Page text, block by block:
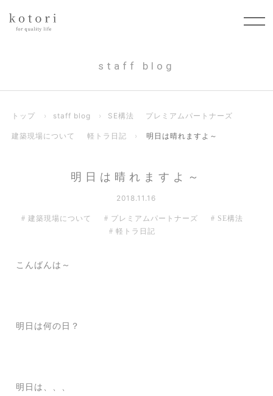
staff blog
トップ › staff blog › SE構法 プレミアムパートナーズ
建築現場について 軽トラ日記 › 明日は晴れますよ～
明日は晴れますよ～
2018.11.16
建築現場について プレミアムパートナーズ
SE構法
軽トラ日記
こんばんは～
明日は何の日？
明日は、、、